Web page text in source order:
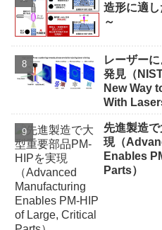
造形に適
～
レーザー
発見（
New Way
With
先進製造
現（
Enables
Parts）